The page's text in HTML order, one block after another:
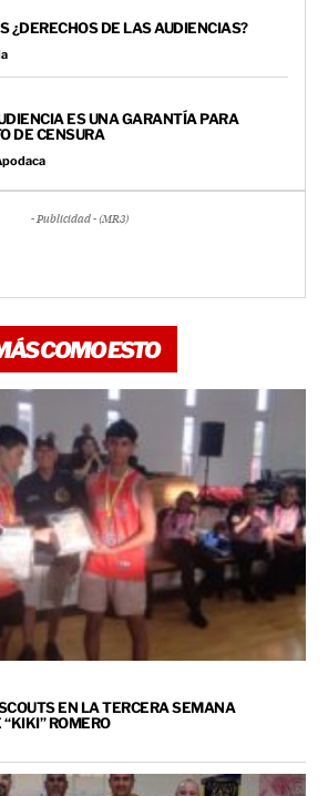
¿DERECHOS DE LAS AUDIENCIAS?
ES UNA GARANTÍA PARA
DE CENSURA
- Publicidad - (MR3)
COMO ESTO
EN LA TERCERA SEMANA
ROMERO